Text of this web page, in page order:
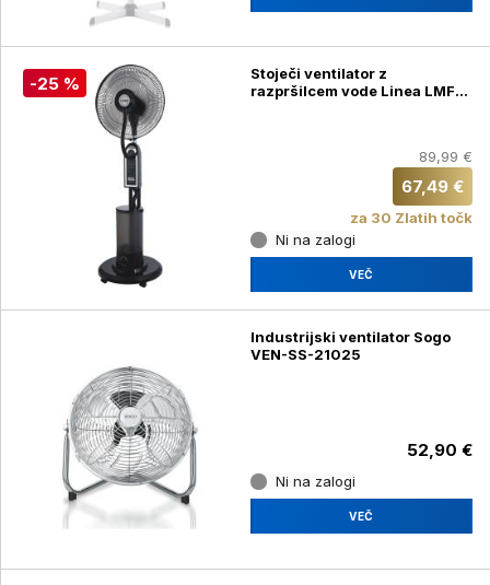
-25 %
Stoječi ventilator z
razpršilcem vode Linea LMFS-
89,99 €
67,49 €
za 30 Zlatih točk
Ni na zalogi
VEČ
Industrijski ventilator Sogo
VEN-SS-21025
52,90 €
Ni na zalogi
VEČ